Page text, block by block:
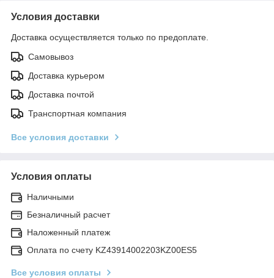
Условия доставки
Доставка осуществляется только по предоплате.
Самовывоз
Доставка курьером
Доставка почтой
Транспортная компания
Все условия доставки
Условия оплаты
Наличными
Безналичный расчет
Наложенный платеж
Оплата по счету KZ43914002203KZ00ES5
Все условия оплаты